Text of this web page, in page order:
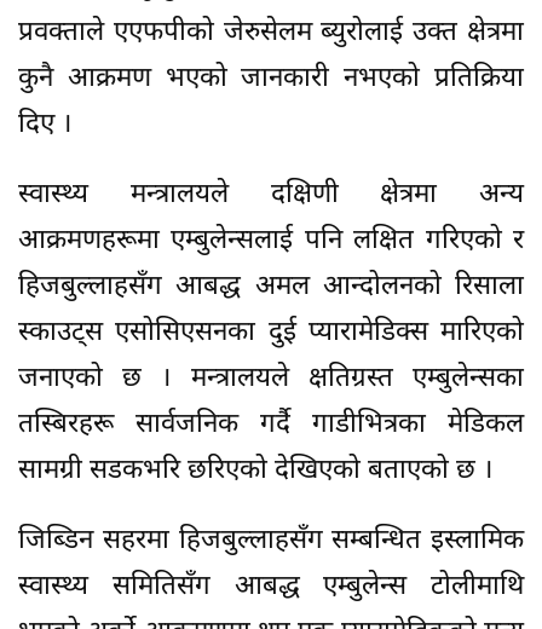
प्रवक्ताले एएफपीको जेरुसेलम ब्युरोलाई उक्त क्षेत्रमा
कुनै आक्रमण भएको जानकारी नभएको प्रतिक्रिया
दिए ।
स्वास्थ्य मन्त्रालयले दक्षिणी क्षेत्रमा अन्य
आक्रमणहरूमा एम्बुलेन्सलाई पनि लक्षित गरिएको र
हिजबुल्लाहसँग आबद्ध अमल आन्दोलनको रिसाला
स्काउट्स एसोसिएसनका दुई प्यारामेडिक्स मारिएको
जनाएको छ । मन्त्रालयले क्षतिग्रस्त एम्बुलेन्सका
तस्बिरहरू सार्वजनिक गर्दै गाडीभित्रका मेडिकल
सामग्री सडकभरि छरिएको देखिएको बताएको छ ।
जिब्डिन सहरमा हिजबुल्लाहसँग सम्बन्धित इस्लामिक
स्वास्थ्य समितिसँग आबद्ध एम्बुलेन्स टोलीमाथि